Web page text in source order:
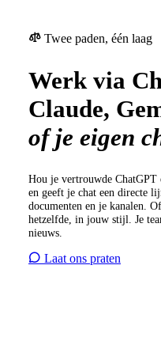
Twee paden, één laag
Werk via
Claude,
of je eigen
Hou je vertrouwde ChatGPT
en geeft je chat een directe
documenten en je kanalen.
hetzelfde, in jouw stijl. Je
nieuws.
Laat ons praten